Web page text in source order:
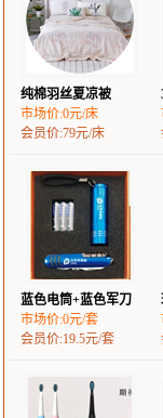
纯棉羽丝夏凉被
市场价:0元/床
会员价:79元/床
蓝色电筒+蓝色军刀
市场价:0元/套
会员价:19.5元/套